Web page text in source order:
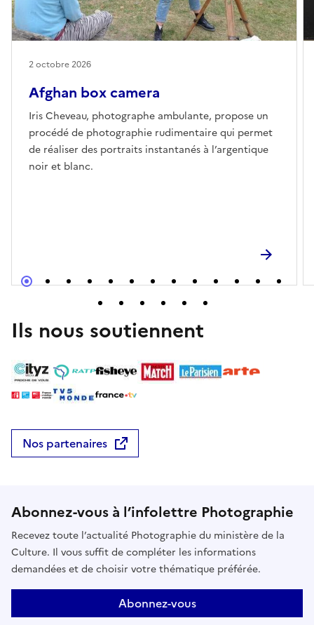
Afghan box camera
Iris Cheveau, photographe ambulante, propose un
procédé de photographie rudimentaire qui permet
de réaliser des portraits instantanés à l’argentique
noir et blanc.
2 octobre 2026
Ils nous soutiennent
Nos partenaires
Abonnez-vous à l’infolettre Photographie
Recevez toute l’actualité Photographie du ministère de la
Culture. Il vous suffit de compléter les informations
demandées et de choisir votre thématique préférée.
Abonnez-vous